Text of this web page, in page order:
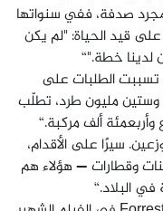
صدفة، ففي سنواتها
على قيد الحياة: "لم يكن
لدينا خطة."“
تسببت الطلبات على
وستين مليون طرد، تطلّب
ألف مركبة.“
سيرًا على الأقدام،
وقطارات — هؤلاء هم
في البلاد.“